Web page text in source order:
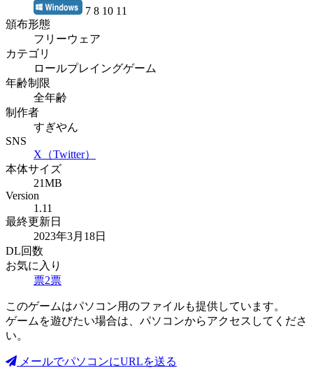
7 8 10 11
頒布形態
フリーウェア
カテゴリ
ロールプレイングゲーム
年齢制限
全年齢
制作者
すぎやん
SNS
X（Twitter）
本体サイズ
21MB
Version
1.11
最終更新日
2023年3月18日
DL回数
お気に入り
票2票
このゲームはパソコン用のファイルも提供しています。
ゲームを遊びたい場合は、パソコンからアクセスしてくださ
い。
メールでパソコンにURLを送る